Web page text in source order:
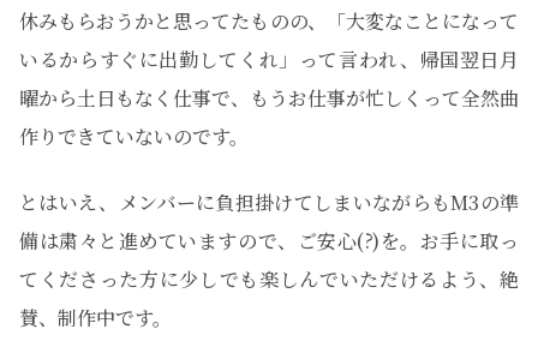
休みもらおうかと思ってたものの、「大変なことになって
いるからすぐに出勤してくれ」って言われ、帰国翌日月
曜から土日もなく仕事で、もうお仕事が忙しくって全然曲
作りできていないのです。
とはいえ、メンバーに負担掛けてしまいながらもM3の準
備は粛々と進めていますので、ご安心(?)を。お手に取っ
てくださった方に少しでも楽しんでいただけるよう、絶
賛、制作中です。